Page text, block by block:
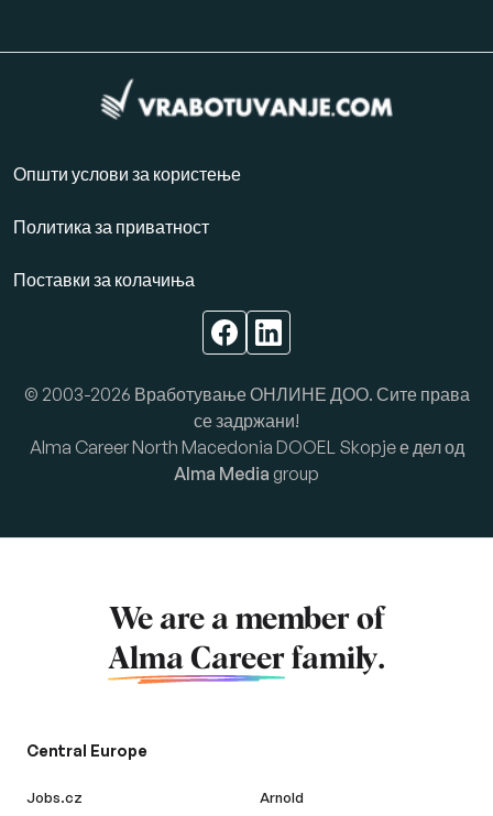
Општи услови за користење
Политика за приватност
Поставки за колачиња
© 2003-2026 Вработување ОНЛИНЕ ДОО. Сите права
се задржани!
Alma Career North Macedonia DOOEL Skopje е дел од
Alma Media group
We are a member of
Alma Career family.
Central Europe
Jobs.cz
Arnold